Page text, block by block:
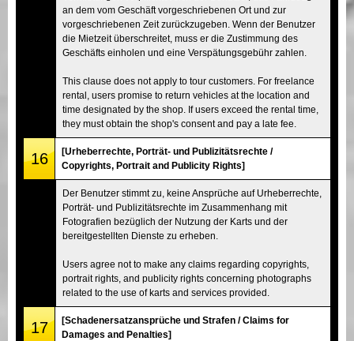
an dem vom Geschäft vorgeschriebenen Ort und zur
vorgeschriebenen Zeit zurückzugeben. Wenn der Benutzer
die Mietzeit überschreitet, muss er die Zustimmung des
Geschäfts einholen und eine Verspätungsgebühr zahlen.
This clause does not apply to tour customers. For freelance
rental, users promise to return vehicles at the location and
time designated by the shop. If users exceed the rental time,
they must obtain the shop's consent and pay a late fee.
16
[Urheberrechte, Porträt- und Publizitätsrechte /
Copyrights, Portrait and Publicity Rights]
Der Benutzer stimmt zu, keine Ansprüche auf Urheberrechte,
Porträt- und Publizitätsrechte im Zusammenhang mit
Fotografien bezüglich der Nutzung der Karts und der
bereitgestellten Dienste zu erheben.
Users agree not to make any claims regarding copyrights,
portrait rights, and publicity rights concerning photographs
related to the use of karts and services provided.
17
[Schadenersatzansprüche und Strafen / Claims for
Damages and Penalties]